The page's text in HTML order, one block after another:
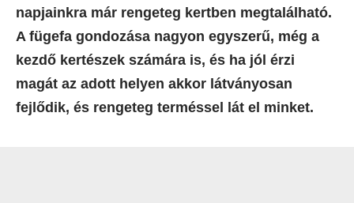
napjainkra már rengeteg kertben megtalálható.
A fügefa gondozása nagyon egyszerű, még a
kezdő kertészek számára is, és ha jól érzi
magát az adott helyen akkor látványosan
fejlődik, és rengeteg terméssel lát el minket.